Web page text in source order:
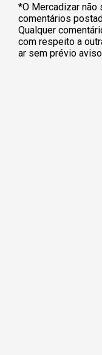
*O Mercadizar
comentários
Qualquer
com respeito a
ar sem prévio